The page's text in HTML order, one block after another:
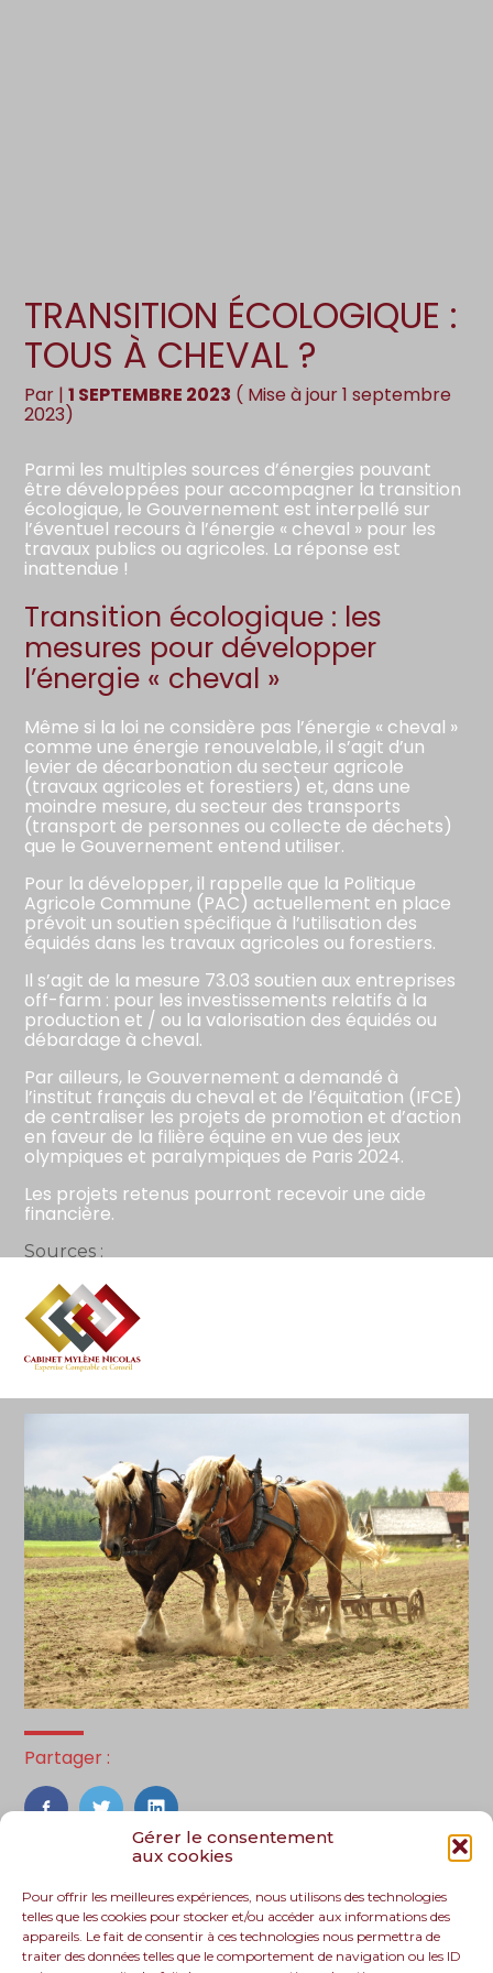
Gérer le consentement
aux cookies
Pour offrir les meilleures expériences, nous utilisons des technologies
telles que les cookies pour stocker et/ou accéder aux informations des
appareils. Le fait de consentir à ces technologies nous permettra de
traiter des données telles que le comportement de navigation ou les ID
Aller
au
contenu
TRANSITION ÉCOLOGIQUE :
TOUS À CHEVAL ?
Par |1 SEPTEMBRE 2023 ( Mise à jour 1 septembre
2023)
Parmi les multiples sources d’énergies pouvant
être développées pour accompagner la transition
écologique, le Gouvernement est interpellé sur
l’éventuel recours à l’énergie « cheval » pour les
travaux publics ou agricoles. La réponse est
inattendue !
Transition écologique : les
mesures pour développer
l’énergie « cheval »
Même si la loi ne considère pas l’énergie « cheval »
comme une énergie renouvelable, il s’agit d’un
levier de décarbonation du secteur agricole
(travaux agricoles et forestiers) et, dans une
moindre mesure, du secteur des transports
(transport de personnes ou collecte de déchets)
que le Gouvernement entend utiliser.
Pour la développer, il rappelle que la Politique
Agricole Commune (PAC) actuellement en place
prévoit un soutien spécifique à l’utilisation des
équidés dans les travaux agricoles ou forestiers.
Il s’agit de la mesure 73.03 soutien aux entreprises
off-farm : pour les investissements relatifs à la
production et / ou la valorisation des équidés ou
débardage à cheval.
Par ailleurs, le Gouvernement a demandé à
l’institut français du cheval et de l’équitation (IFCE)
de centraliser les projets de promotion et d’action
en faveur de la filière équine en vue des jeux
olympiques et paralympiques de Paris 2024.
Les projets retenus pourront recevoir une aide
financière.
Sources :
Réponse ministérielle Ménard du 29 août 2023,
Assemblée nationale, n° 8825 : «
Développement de l’énergie cheval »
Transition écologique : « le cheval, c’est génial ! »
Partager :
FaceBook
TwitterLinkedIn